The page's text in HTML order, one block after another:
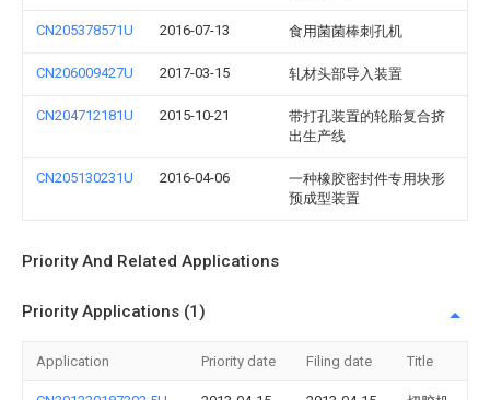
CN205378571U 2016-07-13 食用菌菌棒刺孔机
CN206009427U 2017-03-15 轧材头部导入装置
CN204712181U 2015-10-21
带打孔装置的轮胎复合挤
出生产线
CN205130231U 2016-04-06
一种橡胶密封件专用块形
预成型装置
Priority And Related Applications
Priority Applications (1)
Application Priority date Filing date Title